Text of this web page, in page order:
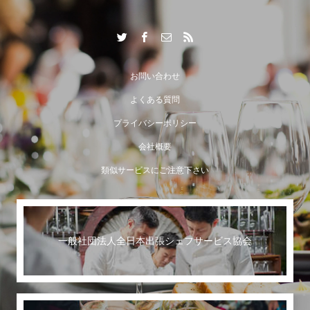
お問い合わせ
よくある質問
プライバシーポリシー
会社概要
類似サービスにご注意下さい
一般社団法人全日本出張シェフサービス協会